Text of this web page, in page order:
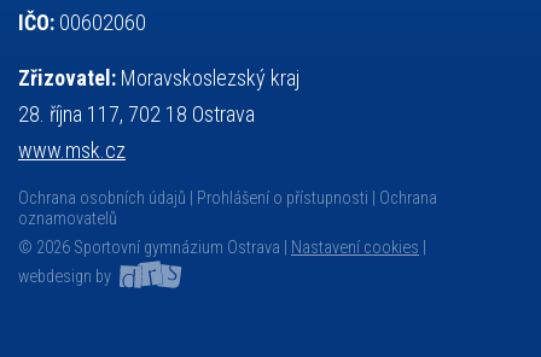
IČO: 00602060
Zřizovatel: Moravskoslezský kraj
28. října 117, 702 18 Ostrava
www.msk.cz
Ochrana osobních údajů Prohlášení o přístupnosti
Ochrana
oznamovatelů
© 2026 Sportovní gymnázium Ostrava |
Nastavení cookies
webdesign by